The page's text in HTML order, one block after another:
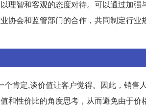
理智和客观的态度对待。可以通过加强
协会和监管部门的合作，共同制定行业
肯定,谈价值让客户觉得。因此，销售
和性价比的角度思考，从而避免由于价